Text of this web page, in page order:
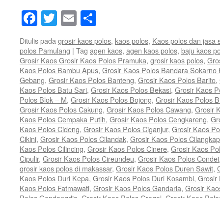
Facebook
Twitter
Email
Ditulis padagrosir kaos polos, kaos polos, Kaos polos dan jasa
polos Pamulang | Tag agen kaos, agen kaos polos, baju kaos
Grosir Kaos Grosir Kaos Polos Pramuka, grosir kaos polos,
Kaos Polos Bambu Apus, Grosir Kaos Polos Bandara Sokarno
Gebang, Grosir Kaos Polos Banteng, Grosir Kaos Polos Barito,
Kaos Polos Batu Sari, Grosir Kaos Polos Bekasi, Grosir Kaos
Polos Blok – M, Grosir Kaos Polos Bojong, Grosir Kaos Polos
Grosir Kaos Polos Cakung, Grosir Kaos Polos Cawang, Grosir
Kaos Polos Cempaka Putih, Grosir Kaos Polos Cengkareng,
Kaos Polos Cideng, Grosir Kaos Polos Ciganjur, Grosir Kaos
Cikini, Grosir Kaos Polos Cilandak, Grosir Kaos Polos Cilangkap
Kaos Polos Cilincing, Grosir Kaos Polos Cinere, Grosir Kaos
Cipulir, Grosir Kaos Polos Cireundeu, Grosir Kaos Polos Condet
grosir kaos polos di makassar, Grosir Kaos Polos Duren Sawit,
Kaos Polos Duri Kepa, Grosir Kaos Polos Duri Kosambi, Grosir
Kaos Polos Fatmawati, Grosir Kaos Polos Gandaria, Grosir